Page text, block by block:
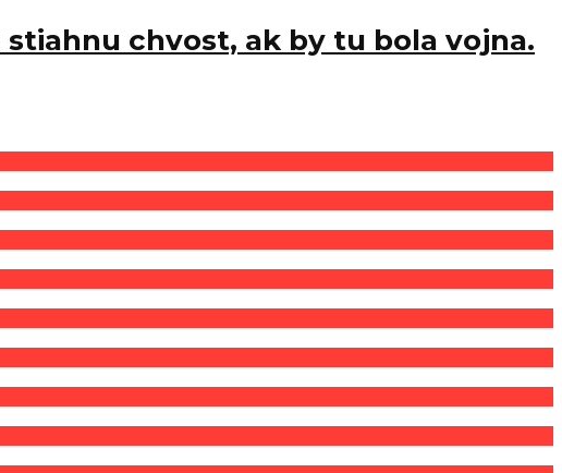
chvost, ak by tu bola vojna.